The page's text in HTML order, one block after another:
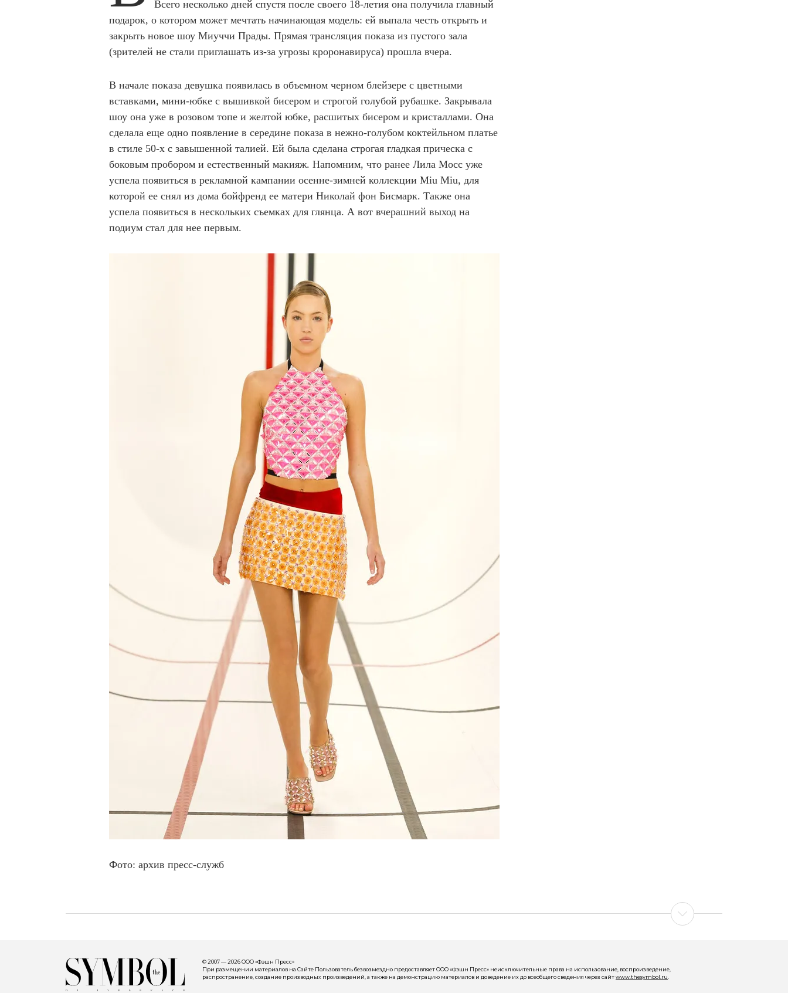
Всего несколько дней спустя после своего 18-летия она получила главный
подарок, о котором может мечтать начинающая модель: ей выпала честь открыть и
закрыть новое шоу Миуччи Прады. Прямая трансляция показа из пустого зала
(зрителей не стали приглашать из-за угрозы кроронавируса) прошла вчера.
В начале показа девушка появилась в объемном черном блейзере с цветными
вставками, мини-юбке с вышивкой бисером и строгой голубой рубашке. Закрывала
шоу она уже в розовом топе и желтой юбке, расшитых бисером и кристаллами. Она
сделала еще одно появление в середине показа в нежно-голубом коктейльном платье
в стиле 50-х с завышенной талией. Ей была сделана строгая гладкая прическа с
боковым пробором и естественный макияж. Напомним, что ранее Лила Мосс уже
успела появиться в рекламной кампании осенне-зимней коллекции Miu Miu, для
которой ее снял из дома бойфренд ее матери Николай фон Бисмарк. Также она
успела появиться в нескольких съемках для глянца. А вот вчерашний выход на
подиум стал для нее первым.
Фото: архив пресс-служб
© 2007 — 2026 ООО «Фэшн Пресс»
При размещении материалов на Сайте Пользователь безвозмездно предоставляет ООО «Фэшн Пресс» неисключительные права на использование, воспроизведение,
распространение, создание производных произведений, а также на демонстрацию материалов и доведение их до всеобщего сведения через сайтwww.thesymbol.ru.